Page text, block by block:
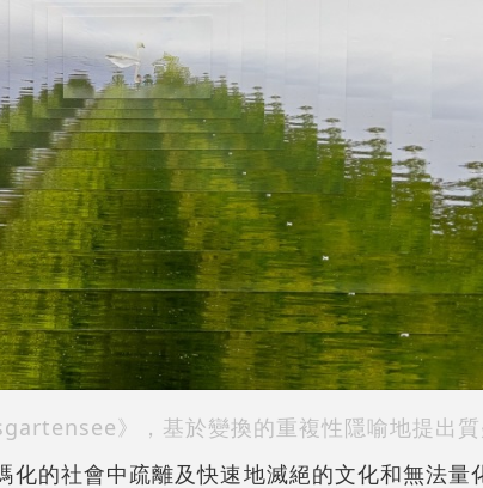
》，基於變換的重複性隱喻地提出
化的社會中疏離及快速地滅絕的文化和無法量